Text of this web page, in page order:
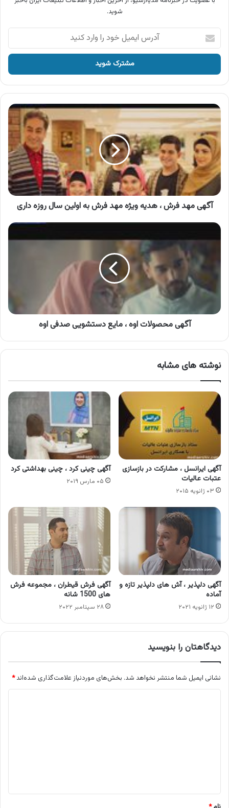
شوید.
آدرس
ایمیل
خود
وارد
کنید
آگهی
مهد
فرش
هدیه
ویژه
مهد
فرش
به
اولین
روزه
آگهی مهد فرش ، هدیه ویژه مهد فرش به اولین سال روزه داری
آگهی
محصولات
دستشویی
صدفی
آگهی محصولات اوه ، مایع دستشویی صدفی اوه
نوشته های مشابه
آگهی ایرانسل ، مشارکت در بازسازی
عتبات عالیات
۰۳ ژانویه ۲۰۱۵
آگهی چینی کرد ، چینی بهداشتی کرد
۰۵ مارس ۲۰۱۹
آگهی دلپذیر ، آش های دلپذیر تازه و
آماده
۱۲ ژانویه ۲۰۲۱
آگهی فرش قیطران ، مجموعه فرش
های 1500 شانه
۲۸ سپتامبر ۲۰۲۲
دیدگاهتان را بنویسید
نشانی ایمیل شما منتشر نخواهد شد. بخش‌های موردنیاز علامت‌گذاری شده‌اند*